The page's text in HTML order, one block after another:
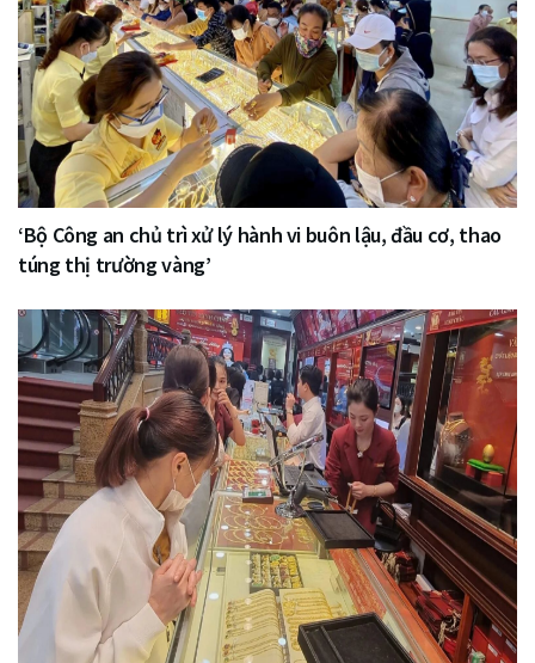
‘Bộ Công an chủ trì xử lý hành vi buôn lậu, đầu cơ, thao
túng thị trường vàng’